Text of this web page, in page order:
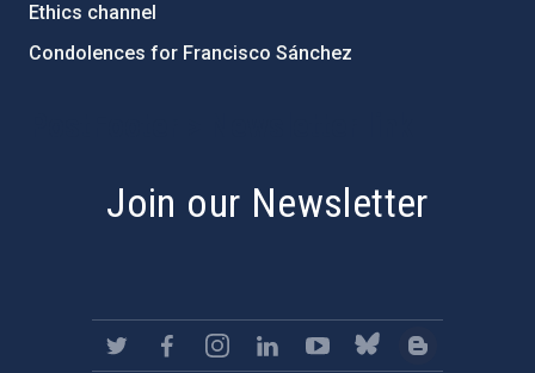
Ethics channel
Condolences for Francisco Sánchez
Join our Newsletter